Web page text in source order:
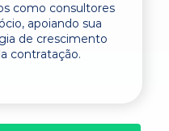
como consultores
apoiando sua
de crescimento
contratação.